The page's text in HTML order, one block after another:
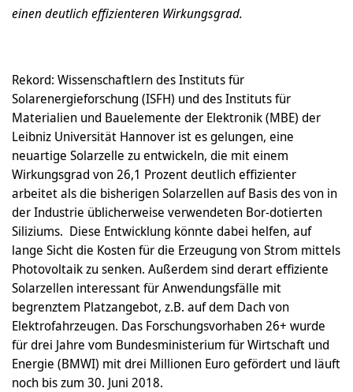
einen deutlich effizienteren Wirkungsgrad.
Rekord: Wissenschaftlern des Instituts für
Solarenergieforschung (ISFH) und des Instituts für
Materialien und Bauelemente der Elektronik (MBE) der
Leibniz Universität Hannover ist es gelungen, eine
neuartige Solarzelle zu entwickeln, die mit einem
Wirkungsgrad von 26,1 Prozent deutlich effizienter
arbeitet als die bisherigen Solarzellen auf Basis des von in
der Industrie üblicherweise verwendeten Bor-dotierten
Siliziums. Diese Entwicklung könnte dabei helfen, auf
lange Sicht die Kosten für die Erzeugung von Strom mittels
Photovoltaik zu senken. Außerdem sind derart effiziente
Solarzellen interessant für Anwendungsfälle mit
begrenztem Platzangebot, z.B. auf dem Dach von
Elektrofahrzeugen. Das Forschungsvorhaben 26+ wurde
für drei Jahre vom Bundesministerium für Wirtschaft und
Energie (BMWI) mit drei Millionen Euro gefördert und läuft
noch bis zum 30. Juni 2018.